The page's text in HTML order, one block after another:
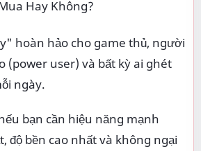
Hay Không?
hoàn hảo cho game thủ, người
(power user) và bất kỳ ai ghét
ngày.
bạn cần hiệu năng mạnh
độ bền cao nhất và không ngại